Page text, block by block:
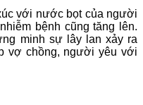
với nước bọt của người
bệnh cũng tăng lên.
minh sự lây lan xảy ra
vợ chồng, người yêu với